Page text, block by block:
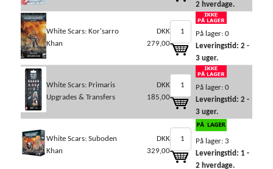
2 hverdage.
White Scars: Kor'sarro
Khan
DKK
279,00
På lager: 0
Leveringstid: 2 -
3 uger.
White Scars: Primaris
Upgrades & Transfers
DKK
185,00
På lager: 0
Leveringstid: 2 -
3 uger.
White Scars: Suboden
Khan
DKK
329,00
På lager: 3
Leveringstid: 1 -
2 hverdage.